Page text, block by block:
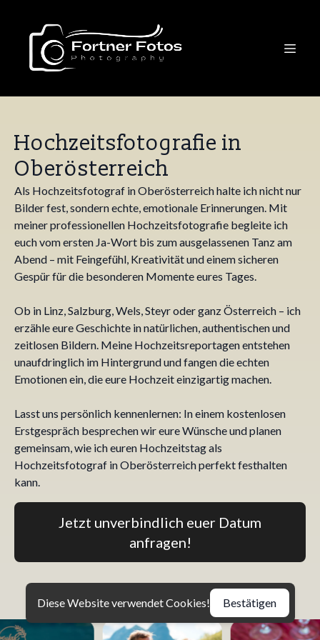
Hochzeitsfotografie in
Oberösterreich
Als Hochzeitsfotograf in Oberösterreich halte ich nicht nur
Bilder fest, sondern echte, emotionale Erinnerungen. Mit
meiner professionellen Hochzeitsfotografie begleite ich
euch vom ersten Ja-Wort bis zum ausgelassenen Tanz am
Abend – mit Feingefühl, Kreativität und einem sicheren
Gespür für die besonderen Momente eures Tages.
Ob in Linz, Salzburg, Wels, Steyr oder ganz Österreich – ich
erzähle eure Geschichte in natürlichen, authentischen und
zeitlosen Bildern. Meine Hochzeitsreportagen entstehen
unaufdringlich im Hintergrund und fangen die echten
Emotionen ein, die eure Hochzeit einzigartig machen.
Lasst uns persönlich kennenlernen: In einem kostenlosen
Erstgespräch besprechen wir eure Wünsche und planen
gemeinsam, wie ich euren Hochzeitstag als
Hochzeitsfotograf in Oberösterreich perfekt festhalten
kann.
Jetzt unverbindlich euer Datum
anfragen!
Diese Website verwendet Cookies! Bestätigen